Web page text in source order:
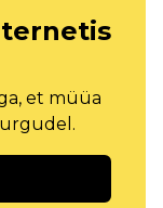
et müüa